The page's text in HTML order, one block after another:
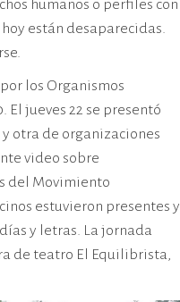
humanos o perfiles con
están desaparecidas.
los Organismos
El jueves 22 se presentó
otra de organizaciones
video sobre
del Movimiento
estuvieron presentes y
y letras. La jornada
de teatro El Equilibrista,